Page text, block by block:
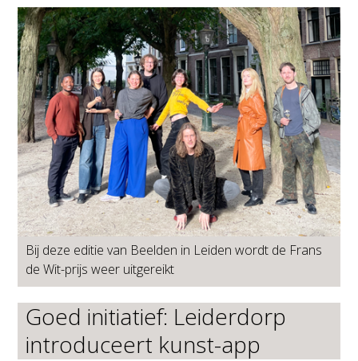
Bij deze editie van Beelden in Leiden wordt de Frans
de Wit-prijs weer uitgereikt
Goed initiatief: Leiderdorp
introduceert kunst-app